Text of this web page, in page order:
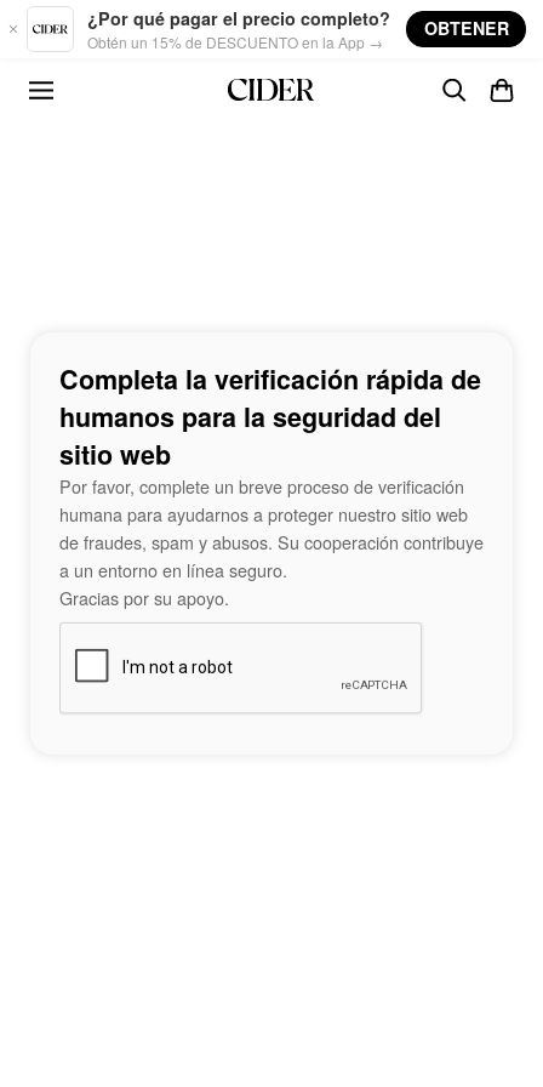
Skip to main content
¿Por qué pagar el precio completo?
Obtén un 15% de DESCUENTO en la App →
OBTENER
Completa la verificación rápida de
humanos para la seguridad del
sitio web
Por favor, complete un breve proceso de verificación
humana para ayudarnos a proteger nuestro sitio web
de fraudes, spam y abusos. Su cooperación contribuye
a un entorno en línea seguro.
Gracias por su apoyo.